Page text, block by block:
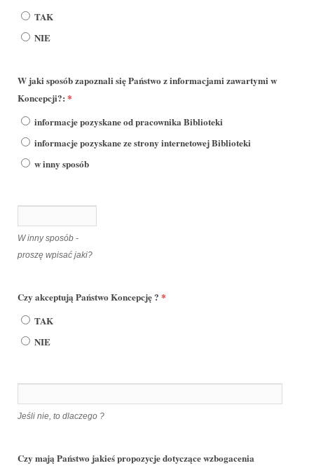
TAK
NIE
W jaki sposób zapoznali się Państwo z informacjami zawartymi w
Koncepcji?: *
informacje pozyskane od pracownika Biblioteki
informacje pozyskane ze strony internetowej Biblioteki
w inny sposób
W inny sposób -
proszę wpisać jaki?
Czy akceptują Państwo Koncepcję ? *
TAK
NIE
Jeśli nie, to dlaczego ?
Czy mają Państwo jakieś propozycje dotyczące wzbogacenia